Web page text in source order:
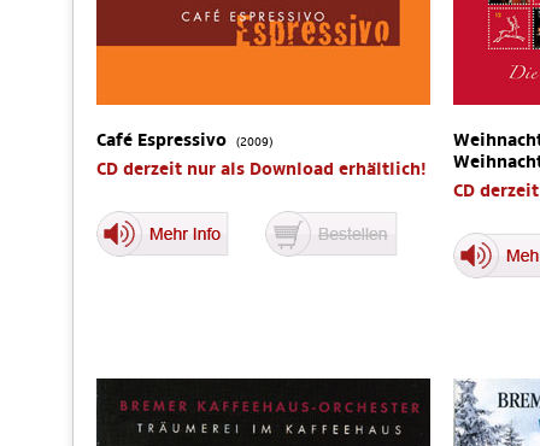
Café Espressivo (2009)
CD derzeit nur als Download erhältlich!
CD